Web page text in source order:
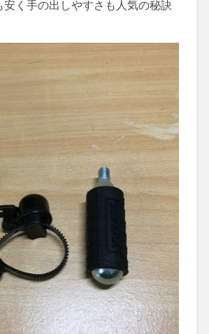
安く手の出しやすさも人気の秘訣